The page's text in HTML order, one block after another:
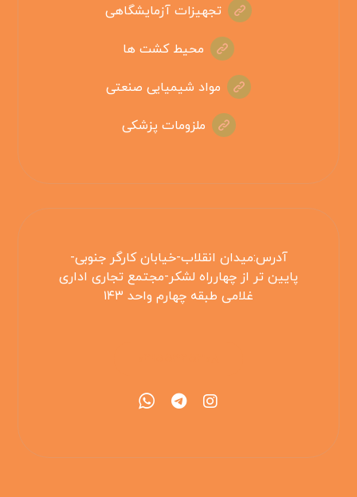
تجهیزات آزمایشگاهی
محیط کشت ها
مواد شیمیایی صنعتی
ملزومات پزشکی
آدرس:میدان انقلاب-خیابان کارگر جنوبی-
پایین تر از چهارراه لشکر-مجتمع تجاری اداری
غلامی طبقه چهارم واحد ۱۴۳